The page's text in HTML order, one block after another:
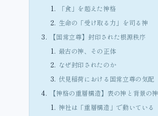
「食」を超えた神格
生命の「受け取る力」を司る神
【国常立尊】封印された根源秩序
最古の神、その正体
なぜ封印されたのか
伏見稲荷における国常立尊の気配
【神格の重層構造】表の神と背景の神
神社は「重層構造」で動いている